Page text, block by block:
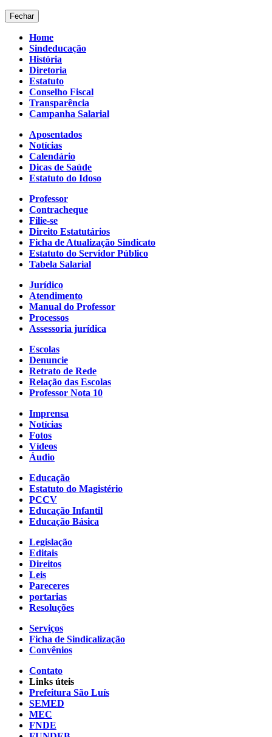
Fechar
Home
Sindeducação
História
Diretoria
Estatuto
Conselho Fiscal
Transparência
Campanha Salarial
Aposentados
Notícias
Calendário
Dicas de Saúde
Estatuto do Idoso
Professor
Contracheque
Filie-se
Direito Estatutários
Ficha de Atualização Sindicato
Estatuto do Servidor Público
Tabela Salarial
Jurídico
Atendimento
Manual do Professor
Processos
Assessoria jurídica
Escolas
Denuncie
Retrato de Rede
Relação das Escolas
Professor Nota 10
Imprensa
Notícias
Fotos
Vídeos
Áudio
Educação
Estatuto do Magistério
PCCV
Educação Infantil
Educação Básica
Legislação
Editais
Direitos
Leis
Pareceres
portarias
Resoluções
Serviços
Ficha de Sindicalização
Convênios
Contato
Links úteis
Prefeitura São Luís
SEMED
MEC
FNDE